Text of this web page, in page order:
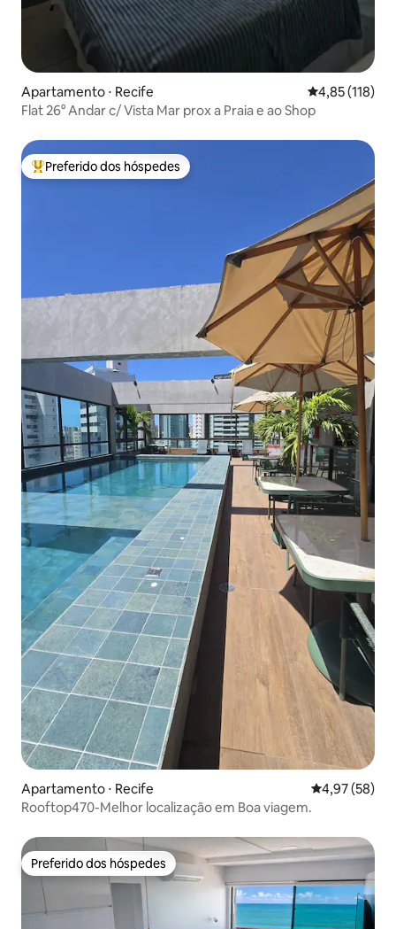
Apartamento ⋅ Recife 4,85 de uma
4,85 (118)
Flat 26° Andar c/ Vista Mar prox a Praia e ao Shop
Entre os melhores preferidos dos hóspedes
Preferido dos hóspedes
Apartamento ⋅ Recife 4,97 de uma
4,97 (58)
Rooftop470-Melhor localização em Boa viagem.
Preferido dos hóspedes
Preferido dos hóspedes